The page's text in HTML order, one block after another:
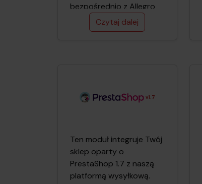
bezpośrednio z Allegro
do naszej platformy
Polkurier.pl.
Czytaj dalej
v1.7
Ten moduł integruje Twój
sklep oparty o
PrestaShop 1.7 z naszą
platformą wysyłkową.